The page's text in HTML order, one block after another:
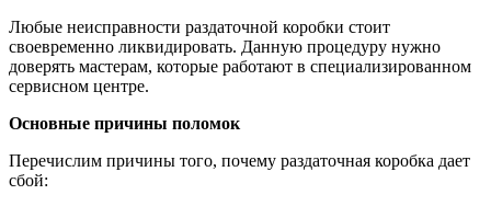
Любые неисправности раздаточной коробки стоит
своевременно ликвидировать. Данную процедуру нужно
доверять мастерам, которые работают в специализированном
сервисном центре.
Основные причины поломок
Перечислим причины того, почему раздаточная коробка дает
сбой: